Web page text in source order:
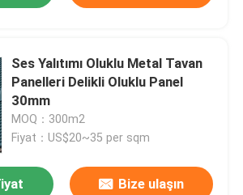
Ses Yalıtımı Oluklu Metal Tavan
Panelleri Delikli Oluklu Panel
30mm
MOQ：300m2
Fiyat：US$20~35 per sqm
Bize ulaşın